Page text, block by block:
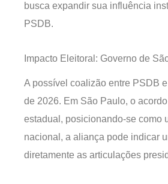
busca expandir sua influência
PSDB.
Impacto Eleitoral: Governo de
A possível coalizão entre PSDB
de 2026. Em São Paulo, o
estadual, posicionando-se como
nacional, a aliança pode indicar
diretamente as articulações